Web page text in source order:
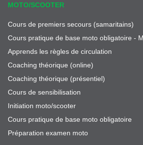
MOTO/SCOOTER
Cours de premiers secours (samaritains)
Cours pratique de base moto obligatoire -
Apprends les règles de circulation
Coaching théorique (online)
Coaching théorique (présentiel)
Cours de sensibilisation
Initiation moto/scooter
Cours pratique de base moto obligatoire
Préparation examen moto